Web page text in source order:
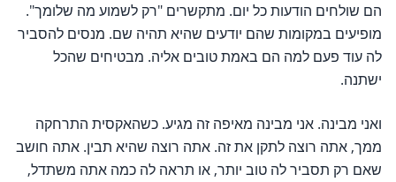
הם שולחים הודעות כל יום. מתקשרים "רק לשמוע מה שלומך".
מופיעים במקומות שהם יודעים שהיא תהיה שם. מנסים להסביר
לה עוד פעם למה הם באמת טובים אליה. מבטיחים שהכל
ישתנה.
ואני מבינה. אני מבינה מאיפה זה מגיע. כשהאקסית התרחקה
ממך, אתה רוצה לתקן את זה. אתה רוצה שהיא תבין. אתה חושב
שאם רק תסביר לה טוב יותר, או תראה לה כמה אתה משתדל,